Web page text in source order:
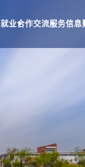
业合作交流服务信息
安全保卫
办公电话